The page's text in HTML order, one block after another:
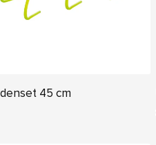
45 cm